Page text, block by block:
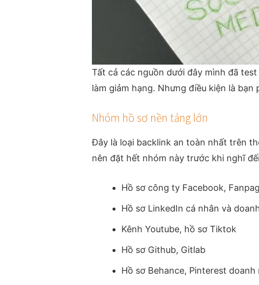
Tất cả các nguồn dưới đây mình đã
làm giảm hạng. Nhưng điều kiện là
Nhóm hồ sơ nền tảng lớn
Đây là loại backlink an toàn nhất trên
nên đặt hết nhóm này trước khi nghĩ
Hồ sơ công ty Facebook,
Hồ sơ LinkedIn cá nhân và
Kênh Youtube, hồ sơ Tiktok
Hồ sơ Github, Gitlab
Hồ sơ Behance, Pinterest doanh